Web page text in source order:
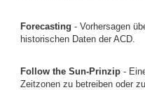
Forecasting - Vorhersagen
historischen Daten der ACD.
Follow the Sun-Prinzip -
Zeitzonen zu betreiben oder